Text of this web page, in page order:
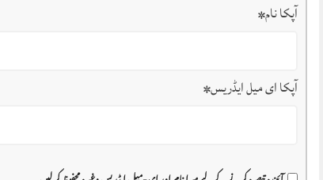
آپکا نام*
آپکا ای میل ایڈریس*